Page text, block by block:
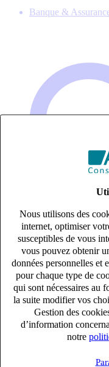
Nous utilisons des
internet, optimiser
susceptibles de vous
vous pouvez obtenir
données personnelles et
pour chaque type de
qui sont nécessaires au
la suite modifier vos
Gestion des
d’information
notre
Banque &
Gestionnaire sinistre
CDI